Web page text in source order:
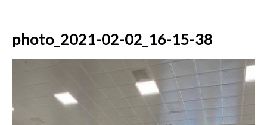
photo_2021-02-02_16-15-38